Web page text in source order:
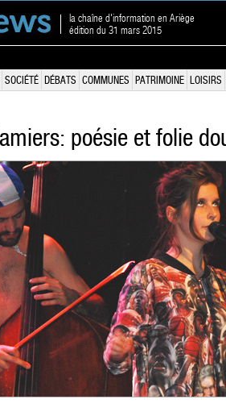
la chaîne d'information en Ariège
édition du 31 mars 2015
SOCIÉTÉ DÉBATS COMMUNES PATRIMOINE LOISIRS
poésie et folie